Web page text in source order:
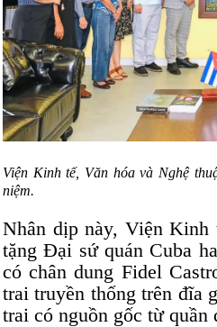
Viện Kinh tế, Văn hóa và Nghệ
niệm.
Nhân dịp này, Viện Kinh
tặng Đại sứ quán Cuba
có chân dung Fidel
trai truyền thống trên đĩa
trai có nguồn gốc từ quần